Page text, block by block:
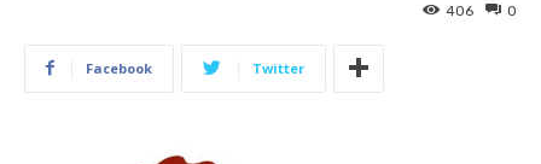
0
406
Facebook Twitter